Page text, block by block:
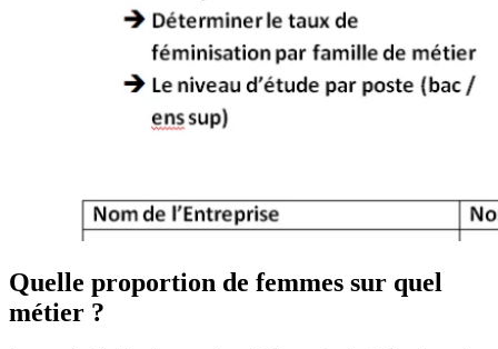
Quelle proportion de femmes sur quel
métier ?